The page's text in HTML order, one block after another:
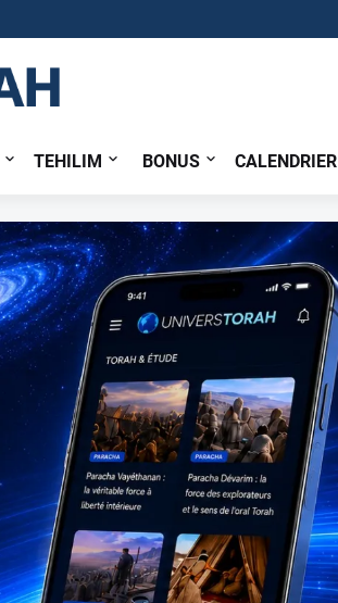
TEHILIM BONUS CALENDRIER